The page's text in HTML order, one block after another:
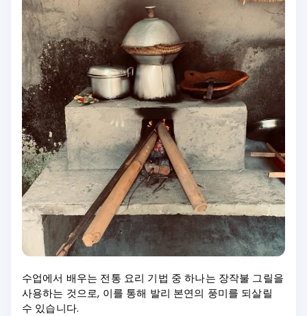
수업에서 배우는 전통 요리 기법 중 하나는 장작불 그릴을
사용하는 것으로, 이를 통해 발리 본연의 풍미를 되살릴
수 있습니다.